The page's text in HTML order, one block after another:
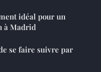
idéal pour un
à Madrid
se faire suivre par